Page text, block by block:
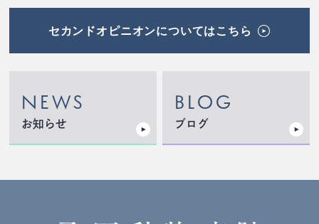
セカンドオピニオンについてはこちら
NEWS
お知らせ
BLOG
ブログ